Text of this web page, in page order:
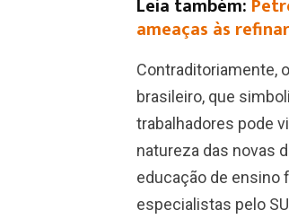
Leia também:
ameaças às
Contraditoriamente,
brasileiro, que
trabalhadores pode
natureza das novas
educação de ensino
especialistas pelo